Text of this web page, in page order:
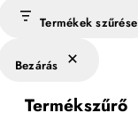
Termékek szűrése
Bezárás
Termékszűrő